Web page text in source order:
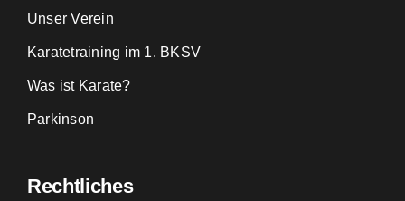
Unser Verein
Karatetraining im 1. BKSV
Was ist Karate?
Parkinson
Rechtliches